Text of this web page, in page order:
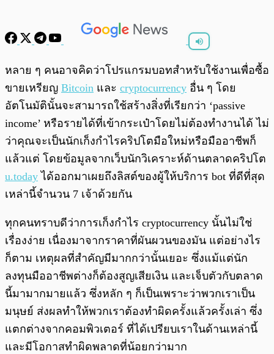
0:00 0:00
หลาย ๆ คนอาจคิดว่าโปรแกรมบอทสำหรับใช้งานเพื่อซื้อ
ขายเหรียญ Bitcoin และ cryptocurrency อื่น ๆ โดย
อัตโนมัตินั้นจะสามารถใช้สร้างสิ่งที่เรียกว่า ‘passive
income’ หรือรายได้ที่เข้ากระเป๋าโดยไม่ต้องทำงานได้ ไม่
ว่าคุณจะเป็นนักเก็งกำไรคริปโตมือใหม่หรือมืออาชีพก็
แล้วแต่ โดยข้อมูลจากเว็บนักวิเคราะห์ด้านตลาดคริปโต
u.today ได้ออกมาเผยถึงลิสต์ของผู้ให้บริการ bot ที่ดีที่สุด
เหล่านี้จำนวน 7 เจ้าด้วยกัน
ทุกคนทราบดีว่าการเก็งกำไร cryptocurrency นั้นไม่ใช่
เรื่องง่าย เนื่องมาจากราคาที่ผันผวนของมัน แต่อย่างไร
ก็ตาม เหตุผลที่สำคัญมีมากกว่านั้นเยอะ ซึ่งแม้แต่นัก
ลงทุนมืออาชีพต่างก็ต้องสูญเสียเงิน และเจ็บตัวกับตลาด
นี้มามากมายแล้ว ซึ่งหลัก ๆ ก็เป็นเพราะว่าพวกเราเป็น
มนุษย์ ส่งผลทำให้พวกเราต้องทำผิดครั้งแล้วครั้งเล่า ซึ่ง
แตกต่างจากคอมพิวเตอร์ ที่ได้เปรียบเราในด้านเหล่านี้
และมีโอกาสทำผิดพลาดที่น้อยกว่ามาก